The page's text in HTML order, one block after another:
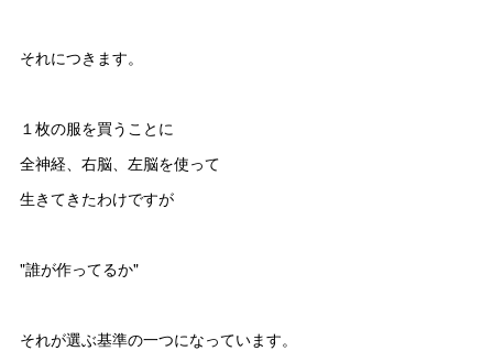
それにつきます。
１枚の服を買うことに
全神経、右脳、左脳を使って
生きてきたわけですが
"誰が作ってるか"
それが選ぶ基準の一つになっています。